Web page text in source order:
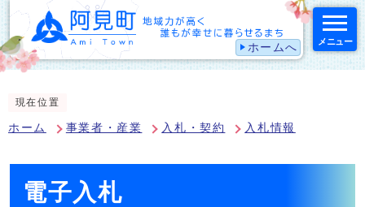
ホームへ メニュー
現在位置
ホーム 事業者・産業 入札・契約 入札情報
電子入札